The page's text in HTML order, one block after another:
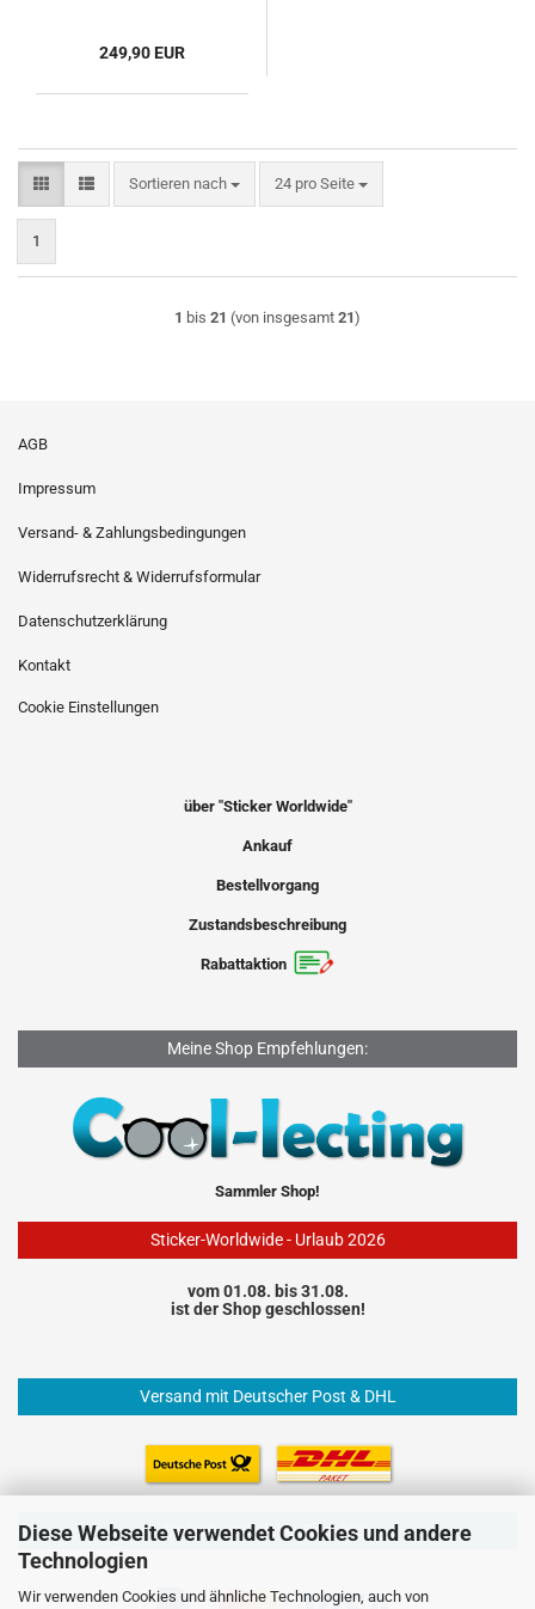
Diese Webseite verwendet Cookies und andere
Technologien
Wir verwenden Cookies und ähnliche Technologien, auch von
249,90 EUR
Sortieren nach
Sortieren nach 24 pro Seite
pro Seite
1
1 bis 21 (von insgesamt 21)
AGB
Impressum
Versand- & Zahlungsbedingungen
Widerrufsrecht & Widerrufsformular
Datenschutzerklärung
Kontakt
Cookie Einstellungen
über "Sticker Worldwide"
Ankauf
Bestellvorgang
Zustandsbeschreibung
Rabattaktion
Meine Shop Empfehlungen:
Sammler Shop!
Sticker-Worldwide - Urlaub 2026
vom 01.08. bis 31.08.
ist der Shop geschlossen!
Versand mit Deutscher Post & DHL
Einfach und sicher Bezahlen